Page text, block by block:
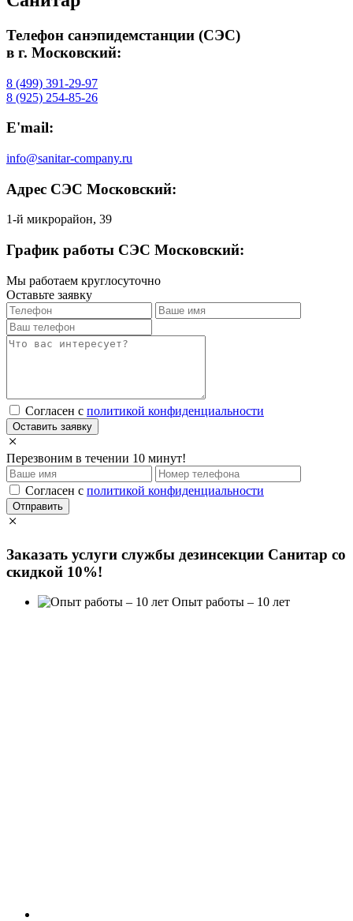
Телефон санэпидемстанции (СЭС)
в г. Московский:
8 (499) 391-29-97
8 (925) 254-85-26
E'mail:
info@sanitar-company.ru
Адрес СЭС Московский:
1-й микрорайон, 39
График работы СЭС Московский:
Мы работаем круглосуточно
Оставьте заявку
Cогласен с политикой конфиденциальности
Оставить заявку
Перезвоним в течении 10 минут!
Cогласен с политикой конфиденциальности
Отправить
Заказать услуги службы дезинсекции Санитар со
скидкой 10%!
Опыт работы – 10 лет